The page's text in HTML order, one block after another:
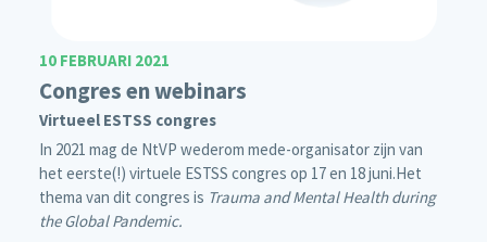
10 FEBRUARI 2021
Congres en webinars
Virtueel ESTSS congres
In 2021 mag de NtVP wederom mede-organisator zijn van
het eerste(!) virtuele ESTSS congres op 17 en 18 juni.Het
thema van dit congres is Trauma and Mental Health during
the Global Pandemic.